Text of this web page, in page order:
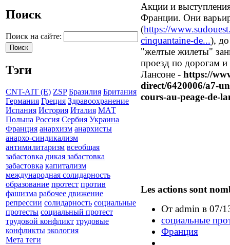
Поиск
Поиск на сайте:
Тэги
CNT-AIT (E) ZSP Бразилия Британия
Германия Греция Здравоохранение
Испания История Италия МАТ
Польша Россия Сербия Украина
Франция анархизм анархисты
анархо-синдикализм
антимилитаризм всеобщая
забастовка дикая забастовка
забастовка капитализм
международная солидарность
образование протест против
фашизма рабочее движение
репрессии солидарность социальные
протесты социальный протест
трудовой конфликт трудовые
конфликты экология
Мета теги
Акции и
Франции. Они
(https://
cinquantaine-de...),
"желтые жилеты"
проезд по дорогам
Лансоне - https://
direct/6420006/a7-
cours-au-peage-de-
Les actions sont
От admin в 07/
социальные
Франция